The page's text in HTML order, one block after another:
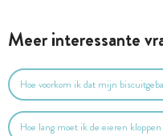
Meer interessante
Hoe voorkom ik dat mijn
Hoe lang moet ik de eieren